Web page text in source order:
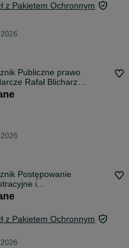
z Pakietem Ochronnym
Publiczne prawo
Rafał Blicharz
2
Postępowanie
i
wyd.16
z Pakietem Ochronnym